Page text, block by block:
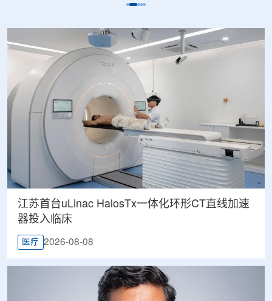
江苏首台uLinac HalosTx一体化环形CT直线加速
器投入临床
医疗 2026-08-08